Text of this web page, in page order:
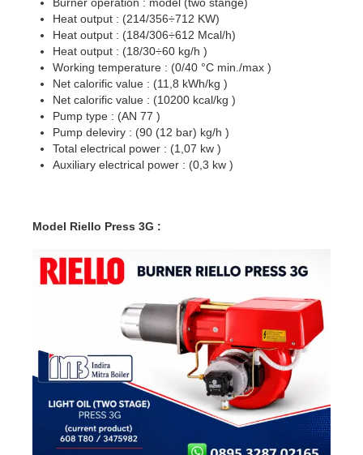
Heat output : (214/356÷712 KW)
Heat output : (184/306÷612 Mcal/h)
Heat output : (18/30÷60 kg/h )
Working temperature : (0/40 °C min./max )
Net calorific value : (11,8 kWh/kg )
Net calorific value : (10200 kcal/kg )
Pump type : (AN 77 )
Pump deleviry : (90 (12 bar) kg/h )
Total electrical power : (1,07 kw )
Auxiliary electrical power : (0,3 kw )
Model Riello Press 3G :